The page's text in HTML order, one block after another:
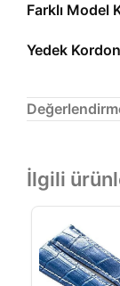
Farklı Model
Yedek
İlgili